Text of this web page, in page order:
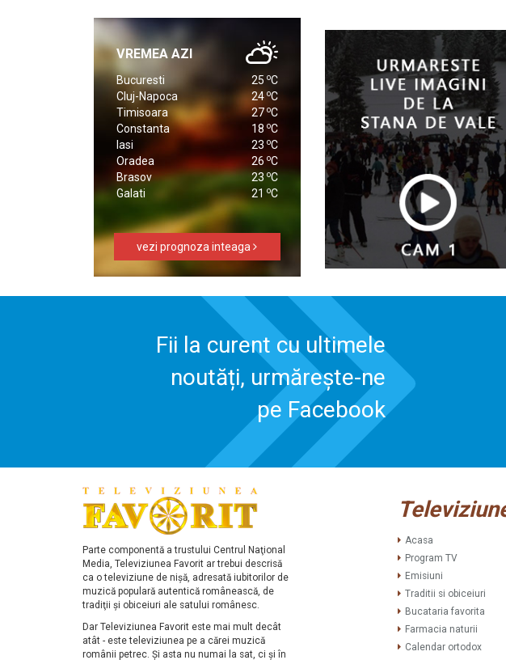
VREMEA AZI
Bucuresti 25 oC
Cluj-Napoca
24 oC
Timisoara
27oC
Constanta
18 oC
Iasi
23 oC
Oradea
26 oC
Brasov
23 oC
Galati
21 oC
vezi prognoza inteaga
Fii la curent cu ultimele
noutăți, urmărește-ne
pe Facebook
Parte componentă a trustului Centrul Naţional
Media, Televiziunea Favorit ar trebui descrisă
ca o televiziune de nişă, adresată iubitorilor de
muzică populară autentică românească, de
tradiţii şi obiceiuri ale satului românesc.
Dar Televiziunea Favorit este mai mult decât
atât - este televiziunea pe a cărei muzică
românii petrec. Şi asta nu numai la sat, ci şi în
Acasa
Program TV
Emisiuni
Traditii si obiceiuri
Bucataria favorita
Farmacia naturii
Calendar ortodox